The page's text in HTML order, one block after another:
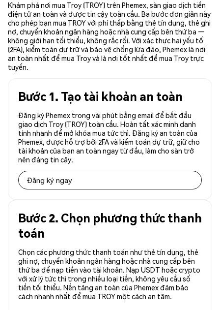
Khám phá nơi mua Troy (TROY) trên Phemex, sàn giao dịch tiền
điện tử an toàn và được tin cậy toàn cầu. Ba bước đơn giản này
cho phép bạn mua TROY với phí thấp bằng thẻ tín dụng, thẻ ghi
nợ, chuyển khoản ngân hàng hoặc nhà cung cấp bên thứ ba —
không giới hạn tối thiểu, không rắc rối. Với xác thực hai yếu tố
(2FA), kiểm toán dự trữ và bảo vệ chống lừa đảo, Phemex là nơi
an toàn nhất để mua Troy và là nơi tốt nhất để mua Troy trực
tuyến.
Bước 1. Tạo tài khoản an toàn
Đăng ký Phemex trong vài phút bằng email để bắt đầu
giao dịch Troy (TROY) toàn cầu. Hoàn tất xác minh danh
tính nhanh để mở khóa mua tức thì. Đăng ký an toàn của
Phemex, được hỗ trợ bởi 2FA và kiểm toán dự trữ, giữ cho
tài khoản của bạn an toàn ngay từ đầu, làm cho sàn trở
nên đáng tin cậy.
Đăng ký ngay
Bước 2. Chọn phương thức thanh
toán
Chọn các phương thức thanh toán như thẻ tín dụng, thẻ
ghi nợ, chuyển khoản ngân hàng hoặc nhà cung cấp bên
thứ ba để nạp tiền vào tài khoản. Nạp USDT hoặc crypto
với xử lý tức thì trong nhiều loại tiền, không yêu cầu số
tiền tối thiểu. Nền tảng an toàn của Phemex đảm bảo
cách nhanh nhất để mua TROY một cách an tâm.